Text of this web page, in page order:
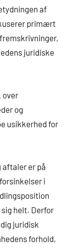
af
primært
juridiske
over
og
usikkerhed for
er på
i
helt. Derfor
juridisk
forhold,